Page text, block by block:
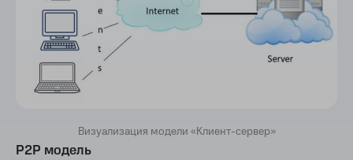
Визуализация модели «Клиент-сервер»
P2P модель